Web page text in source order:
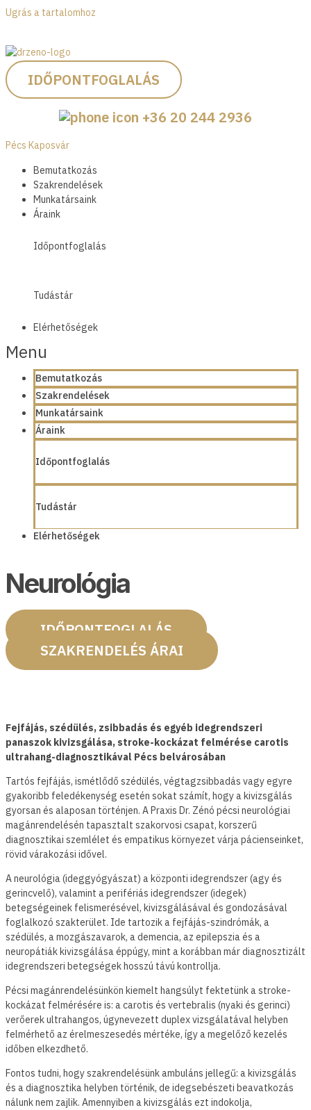
Ugrás a tartalomhoz
IDŐPONTFOGLALÁS
+36 20 244 2936
Pécs Kaposvár
Bemutatkozás
Szakrendelések
Munkatársaink
Áraink
Időpontfoglalás
Tudástár
Elérhetőségek
Menu
Bemutatkozás
Szakrendelések
Munkatársaink
Áraink
Időpontfoglalás
Tudástár
Elérhetőségek
Neurológia
IDŐPONTFOGLALÁS
SZAKRENDELÉS ÁRAI
Fejfájás, szédülés, zsibbadás és egyéb idegrendszeri
panaszok kivizsgálása, stroke-kockázat felmérése carotis
ultrahang-diagnosztikával Pécs belvárosában
Tartós fejfájás, ismétlődő szédülés, végtagzsibbadás vagy egyre
gyakoribb feledékenység esetén sokat számít, hogy a kivizsgálás
gyorsan és alaposan történjen. A Praxis Dr. Zénó pécsi neurológiai
magánrendelésén tapasztalt szakorvosi csapat, korszerű
diagnosztikai szemlélet és empatikus környezet várja pácienseinket,
rövid várakozási idővel.
A neurológia (ideggyógyászat) a központi idegrendszer (agy és
gerincvelő), valamint a perifériás idegrendszer (idegek)
betegségeinek felismerésével, kivizsgálásával és gondozásával
foglalkozó szakterület. Ide tartozik a fejfájás-szindrómák, a
szédülés, a mozgászavarok, a demencia, az epilepszia és a
neuropátiák kivizsgálása éppúgy, mint a korábban már diagnosztizált
idegrendszeri betegségek hosszú távú kontrollja.
Pécsi magánrendelésünkön kiemelt hangsúlyt fektetünk a stroke-
kockázat felmérésére is: a carotis és vertebralis (nyaki és gerinci)
verőerek ultrahangos, úgynevezett duplex vizsgálatával helyben
felmérhető az érelmeszesedés mértéke, így a megelőző kezelés
időben elkezdhető.
Fontos tudni, hogy szakrendelésünk ambuláns jellegű: a kivizsgálás
és a diagnosztika helyben történik, de idegsebészeti beavatkozás
nálunk nem zajlik. Amennyiben a kivizsgálás ezt indokolja,